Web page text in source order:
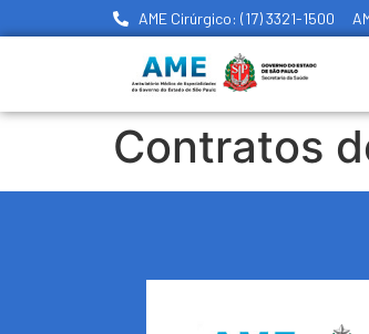
AME Cirúrgico: (17) 3321-1500
Contratos